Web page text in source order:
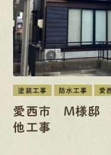
塗装工事 防水工事 愛
愛西市 M様邸
他工事